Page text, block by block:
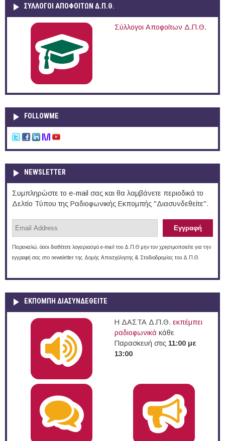
ΣΥΛΛΟΓΟΙ ΑΠΟΦΟΙΤΩΝ Δ.Π.Θ.
Σύλλογοι Αποφοίτων Δ.Π.Θ.
FOLLOWME
NEWSLETTER
Συμπληρώστε το e-mail σας και θα λαμβάνετε περιοδικά το
Δελτίο Τύπου της Ραδιοφωνικής Εκπομπής "Διασυνδεθείτε".
Παρακαλώ, όσοι διαθέτετε λογαριασμό e-mail του Δ.Π.Θ μην τον χρησιμοποιείτε για την
εγγραφή σας στο newsletter της Δομής Απασχόλησης & Σταδιοδρομίας του Δ.Π.Θ.
ΕΚΠΟΜΠΉ ΔΙΑΣΥΝΔΕΘΕΊΤΕ
Η ΔΑΣΤΑ Δ.Π.Θ. εκπέμπει
ραδιοφωνικά κάθε
Παρασκευή στις 11:00 με
13:00